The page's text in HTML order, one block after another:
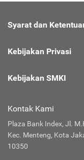
Syarat dan
Kebijakan Privasi
Kebijakan SMKI
Kontak Kami
Plaza Bank Index, Jl.
Kec. Menteng, Kota
10350